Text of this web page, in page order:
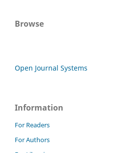
Browse
Open Journal Systems
Information
For Readers
For Authors